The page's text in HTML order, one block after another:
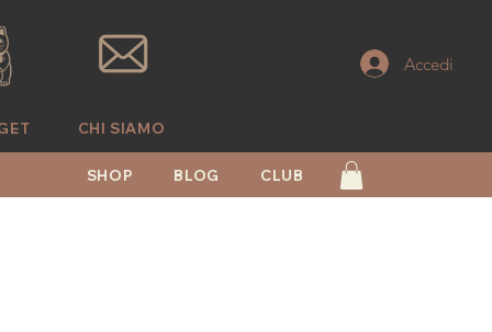
© Copyright
CHI SIAMO
Accedi
SHOP BLOG CLUB